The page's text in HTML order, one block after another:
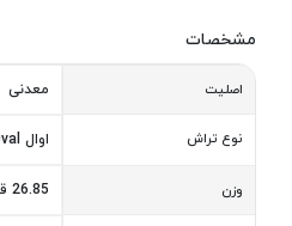
مشخصات
اصلیت معدنی
نوع تراش اوال Oval
وزن 26.85 قیراط